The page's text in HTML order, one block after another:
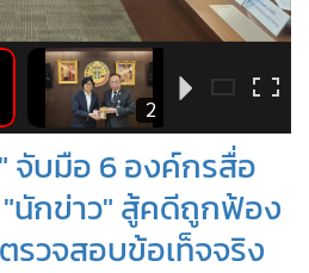
จับมือ 6 องค์กรสื่อ
นักข่าว" สู้คดีถูกฟ้อง
วจสอบข้อเท็จจริง
2